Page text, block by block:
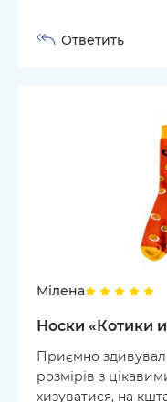
Ответить
Мілена
Носки «Котики
Приємно
розмірів з
хизуватися, на